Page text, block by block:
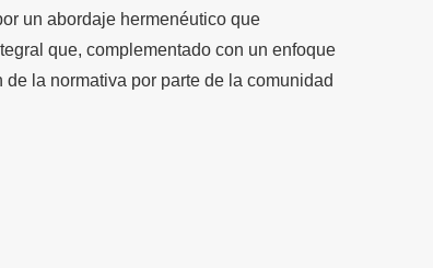
un abordaje hermenéutico que
que, complementado con un enfoque
la normativa por parte de la comunidad